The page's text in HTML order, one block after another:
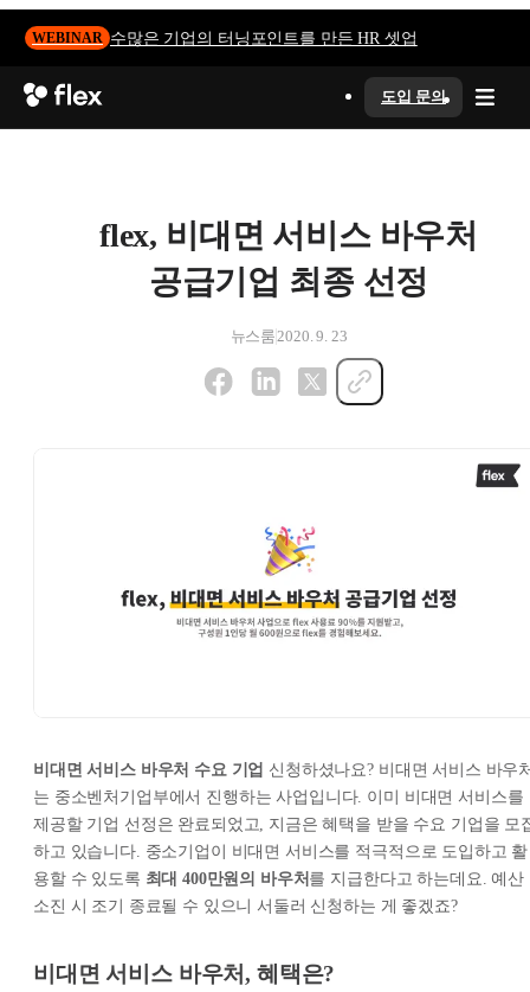
WEBINAR 수많은 기업의 터닝포인트를 만든 HR 셋업
도입 문의
flex, 비대면 서비스 바우처
공급기업 최종 선정
뉴스룸 2020. 9. 23
비대면 서비스 바우처 수요 기업 신청하셨나요? 비대면 서비스 바우
는 중소벤처기업부에서 진행하는 사업입니다. 이미 비대면 서비스를
제공할 기업 선정은 완료되었고, 지금은 혜택을 받을 수요 기업을 모
하고 있습니다. 중소기업이 비대면 서비스를 적극적으로 도입하고 활
용할 수 있도록 최대 400만원의 바우처 를 지급한다고 하는데요. 예산
소진 시 조기 종료될 수 있으니 서둘러 신청하는 게 좋겠죠?
비대면 서비스 바우처, 혜택은?